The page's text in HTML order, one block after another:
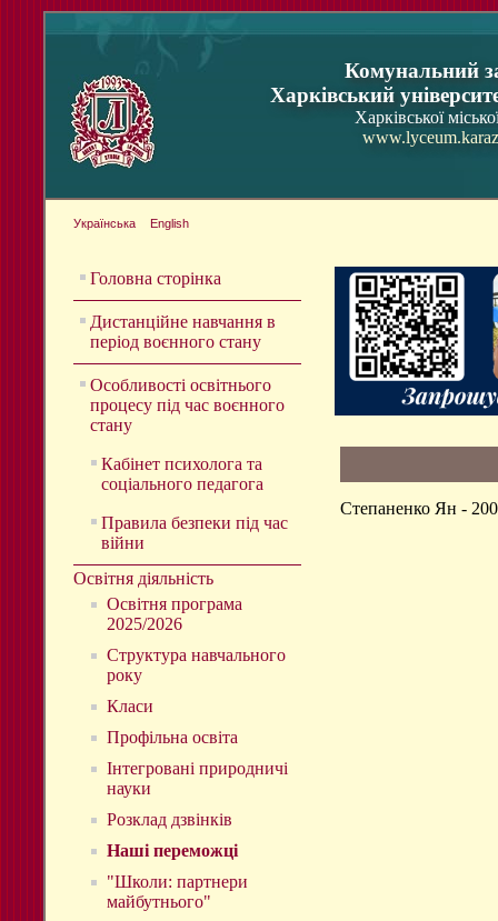
Комунальний
Харківський
Харківської
Українська English
Головна сторінка
Дистанційне навчання в
період воєнного стану
Особливості освітнього
процесу під час воєнного
стану
Кабінет психолога та
соціального педагога
Правила безпеки під час
війни
Освітня діяльність
Освітня програма
2025/2026
Структура навчального
року
Класи
Профільна освіта
Інтегровані природничі
науки
Розклад дзвінків
Наші переможці
"Школи: партнери
майбутнього"
Степаненко Ян - 200